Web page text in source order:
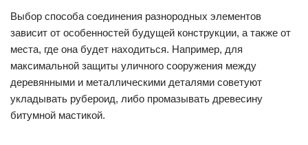
Выбор способа соединения разнородных элементов
зависит от особенностей будущей конструкции, а также от
места, где она будет находиться. Например, для
максимальной защиты уличного сооружения между
деревянными и металлическими деталями советуют
укладывать рубероид, либо промазывать древесину
битумной мастикой.